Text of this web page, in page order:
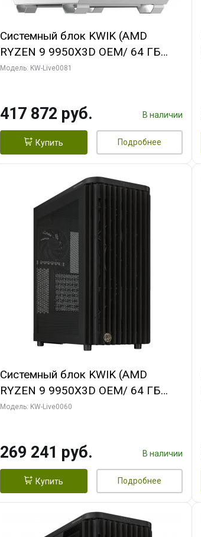
Системный блок KWIK (AMD
RYZEN 9 9950X3D OEM/ 64 ГБ
ОЗУ/ Gigabyte RTX5080 XTREME
Модель: KW-Live0081
417 872 руб. В наличии
Купить Подробнее
Системный блок KWIK (AMD
RYZEN 9 9950X3D OEM/ 64 ГБ
ОЗУ/ Gigabyte RTX5060Ti GAMING
Модель: KW-Live0060
269 241 руб. В наличии
Купить Подробнее